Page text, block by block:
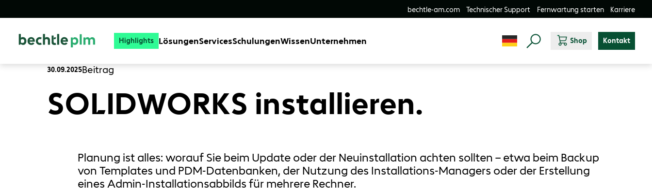
bechtle-am.com Technischer Support Fernwartung starten Karriere
Highlights LösungenServicesSchulungenWissenUnternehmen Shop Kontakt
30.09.2025Beitrag
SOLIDWORKS installieren.
Planung ist alles: worauf Sie beim Update oder der Neuinstallation achten sollten – etwa beim Backup
von Templates und PDM-Datenbanken, der Nutzung des Installations-Managers oder der Erstellung
eines Admin‑Installationsabbilds für mehrere Rechner.